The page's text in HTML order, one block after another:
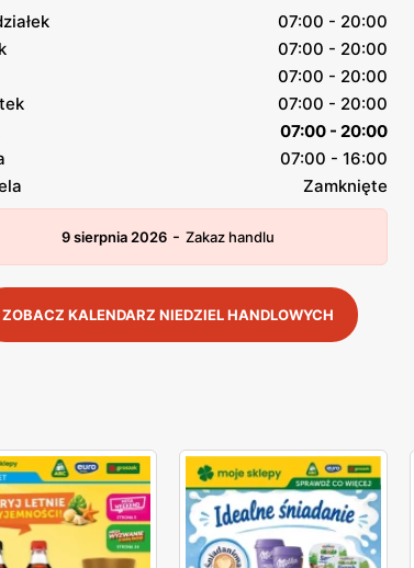
07:00 - 20:00
07:00 - 20:00
07:00 - 20:00
07:00 - 20:00
07:00 - 20:00
07:00 - 16:00
Zamknięte
9 sierpnia 2026 - Zakaz handlu
ZOBACZ KALENDARZ NIEDZIEL HANDLOWYCH